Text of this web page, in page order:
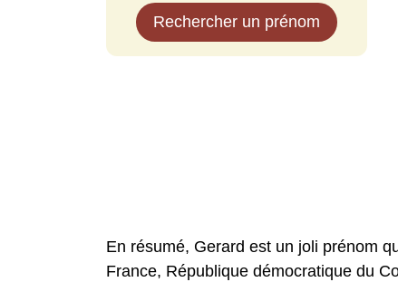
Rechercher un prénom
En résumé, Gerard est un joli prénom
France, République démocratique du